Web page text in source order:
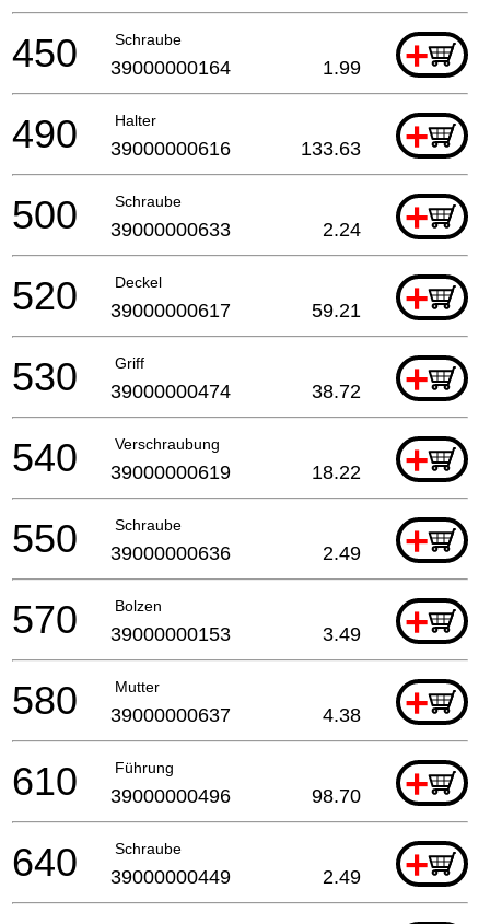
Schraube +
450 39000000164 1.99
Halter +
490 39000000616 133.63
Schraube +
500 39000000633 2.24
Deckel +
520 39000000617 59.21
Griff +
530 39000000474 38.72
Verschraubung +
540 39000000619 18.22
Schraube +
550 39000000636 2.49
Bolzen +
570 39000000153 3.49
Mutter +
580 39000000637 4.38
Führung +
610 39000000496 98.70
Schraube +
640 39000000449 2.49